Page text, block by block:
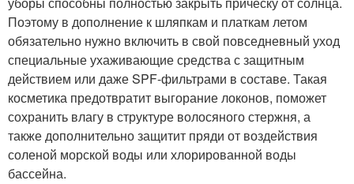
Поэтому в дополнение к шляпкам и платкам летом
обязательно нужно включить в свой повседневный уход
специальные ухаживающие средства с защитным
действием или даже SPF-фильтрами в составе. Такая
косметика предотвратит выгорание локонов, поможет
сохранить влагу в структуре волосяного стержня, а
также дополнительно защитит пряди от воздействия
соленой морской воды или хлорированной воды
бассейна.